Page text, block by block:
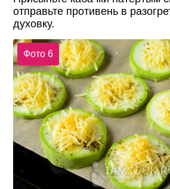
отправьте противень в
духовку.
Фото 6